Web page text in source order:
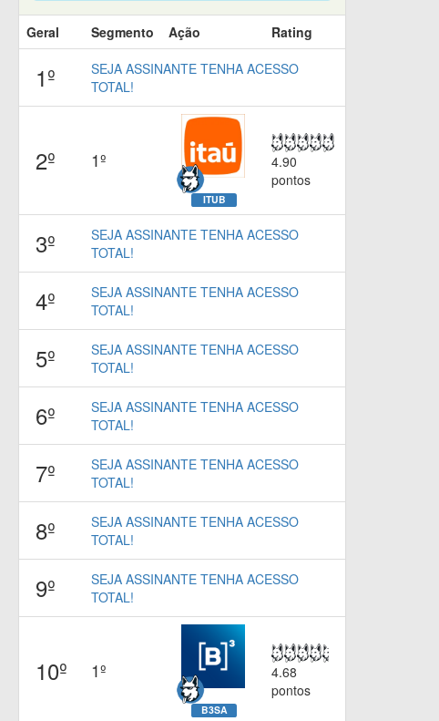
Geral Segmento Ação Rating
1º
SEJA ASSINANTE TENHA ACESSO
TOTAL!
2º 1º
ITUB
4.90
pontos
3º
SEJA ASSINANTE TENHA ACESSO
TOTAL!
4º
SEJA ASSINANTE TENHA ACESSO
TOTAL!
5º
SEJA ASSINANTE TENHA ACESSO
TOTAL!
6º
SEJA ASSINANTE TENHA ACESSO
TOTAL!
7º
SEJA ASSINANTE TENHA ACESSO
TOTAL!
8º
SEJA ASSINANTE TENHA ACESSO
TOTAL!
9º
SEJA ASSINANTE TENHA ACESSO
TOTAL!
10º 1º
B3SA
4.68
pontos